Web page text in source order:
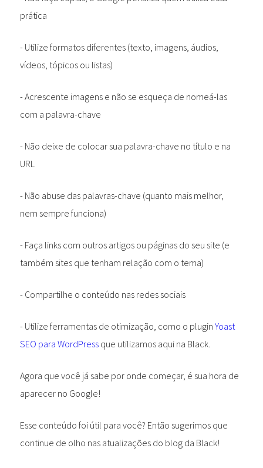
prática
- Utilize formatos diferentes (texto, imagens, áudios,
vídeos, tópicos ou listas)
- Acrescente imagens e não se esqueça de nomeá-las
com a palavra-chave
- Não deixe de colocar sua palavra-chave no título e na
URL
- Não abuse das palavras-chave (quanto mais melhor,
nem sempre funciona)
- Faça links com outros artigos ou páginas do seu site (e
também sites que tenham relação com o tema)
- Compartilhe o conteúdo nas redes sociais
- Utilize ferramentas de otimização, como o pluginYoast
SEO para WordPress que utilizamos aqui na Black.
Agora que você já sabe por onde começar, é sua hora de
aparecer no Google!
Esse conteúdo foi útil para você? Então sugerimos que
continue de olho nas atualizações do blog da Black!